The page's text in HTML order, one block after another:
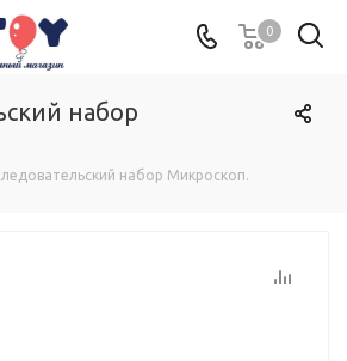
0
набор
набор Микроскоп.